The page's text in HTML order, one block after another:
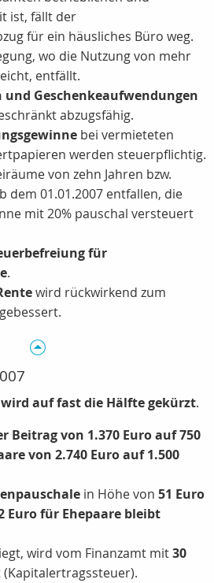
ist, fällt der
für ein häusliches Büro weg.
wo die Nutzung von mehr
entfällt.
Geschenkeaufwendungen
abzugsfähig.
bei vermieteten
werden steuerpflichtig.
von zehn Jahren bzw.
dem 01.01.2007 entfallen, die
mit 20% pauschal versteuert
für
.
wird rückwirkend zum
auf fast die Hälfte gekürzt.
Beitrag von 1.370 Euro auf 750
von 2.740 Euro auf 1.500
in Höhe von 51 Euro
Euro für Ehepaare bleibt
wird vom Finanzamt mit30